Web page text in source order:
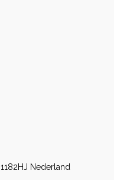
1182HJ Nederland